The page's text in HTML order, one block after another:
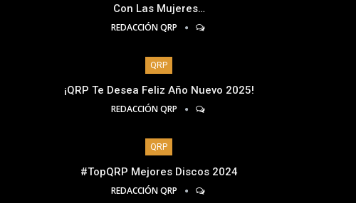
Con Las Mujeres…
REDACCIÓN QRP
QRP
¡QRP Te Desea Feliz Año Nuevo 2025!
REDACCIÓN QRP
QRP
#TopQRP Mejores Discos 2024
REDACCIÓN QRP